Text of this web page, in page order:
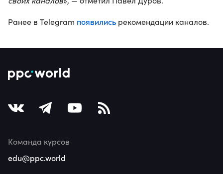
Ранее в Telegram появились рекомендации каналов.
Команда курсов
edu@ppc.world